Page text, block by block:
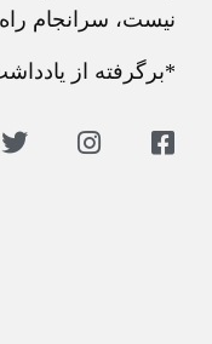
نيست، سرانجام
*برگرفته از